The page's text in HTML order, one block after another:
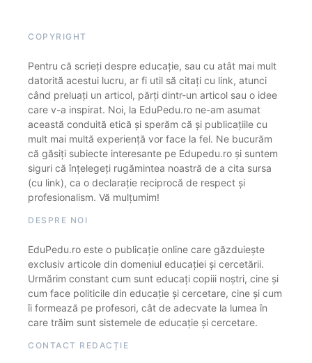
COPYRIGHT
Pentru că scrieți despre educație, sau cu atât mai mult
datorită acestui lucru, ar fi util să citați cu link, atunci
când preluați un articol, părți dintr-un articol sau o idee
care v-a inspirat. Noi, la EduPedu.ro ne-am asumat
această conduită etică și sperăm că și publicațiile cu
mult mai multă experiență vor face la fel. Ne bucurăm
că găsiți subiecte interesante pe Edupedu.ro și suntem
siguri că înțelegeți rugămintea noastră de a cita sursa
(cu link), ca o declarație reciprocă de respect și
profesionalism. Vă mulțumim!
DESPRE NOI
EduPedu.ro este o publicație online care găzduiește
exclusiv articole din domeniul educației și cercetării.
Urmărim constant cum sunt educați copiii noștri, cine și
cum face politicile din educație și cercetare, cine și cum
îi formează pe profesori, cât de adecvate la lumea în
care trăim sunt sistemele de educație și cercetare.
CONTACT REDACȚIE